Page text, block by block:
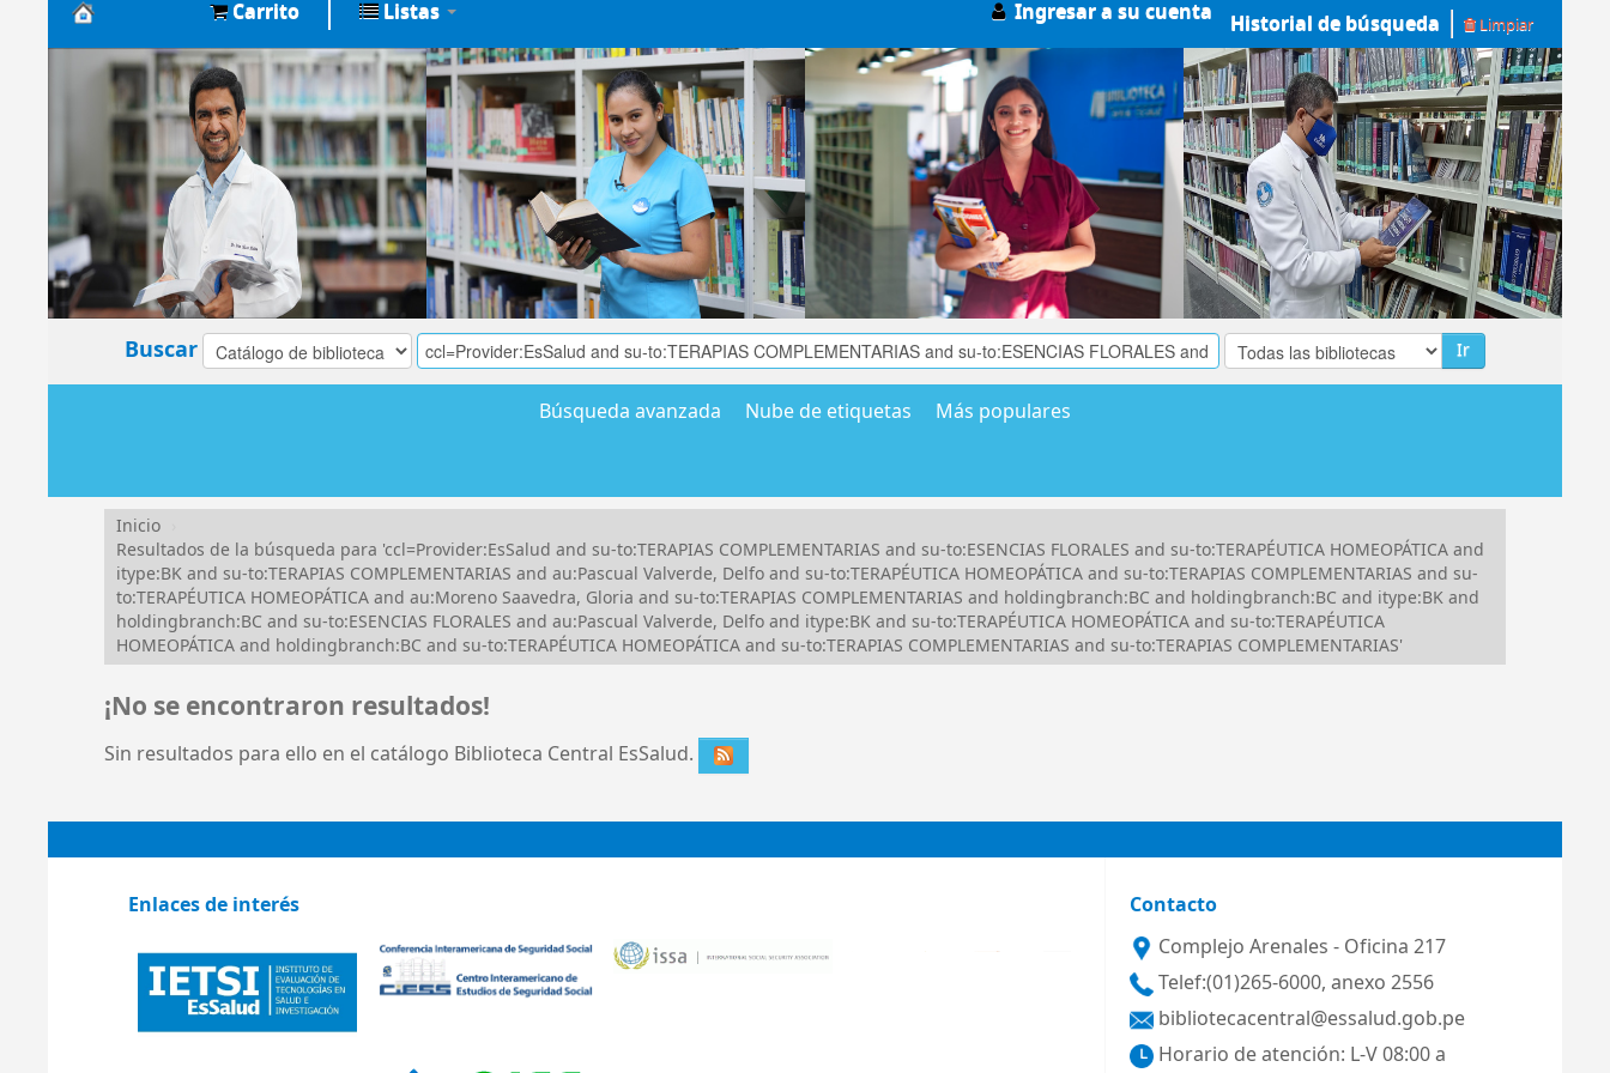
Biblioteca
Central
EsSalud
Carrito Listas Ingresar a su cuenta Historial de búsqueda Limpiar
Buscar Ir
Búsqueda avanzada Nube de etiquetas Más populares
Inicio
Resultados de la búsqueda para 'ccl=Provider:EsSalud and su-to:TERAPIAS COMPLEMENTARIAS and su-to:ESENCIAS FLORALES and su-to:TERAPÉUTICA HOMEOPÁTICA and
itype:BK and su-to:TERAPIAS COMPLEMENTARIAS and au:Pascual Valverde, Delfo and su-to:TERAPÉUTICA HOMEOPÁTICA and su-to:TERAPIAS COMPLEMENTARIAS and su-
to:TERAPÉUTICA HOMEOPÁTICA and au:Moreno Saavedra, Gloria and su-to:TERAPIAS COMPLEMENTARIAS and holdingbranch:BC and holdingbranch:BC and itype:BK and
holdingbranch:BC and su-to:ESENCIAS FLORALES and au:Pascual Valverde, Delfo and itype:BK and su-to:TERAPÉUTICA HOMEOPÁTICA and su-to:TERAPÉUTICA
HOMEOPÁTICA and holdingbranch:BC and su-to:TERAPÉUTICA HOMEOPÁTICA and su-to:TERAPIAS COMPLEMENTARIAS and su-to:TERAPIAS COMPLEMENTARIAS'
¡No se encontraron resultados!
Sin resultados para ello en el catálogo Biblioteca Central EsSalud.
Enlaces de interés
Contacto
Complejo Arenales - Oficina 217
Telef:(01)265-6000, anexo 2556
bibliotecacentral@essalud.gob.pe
Horario de atención: L-V 08:00 a